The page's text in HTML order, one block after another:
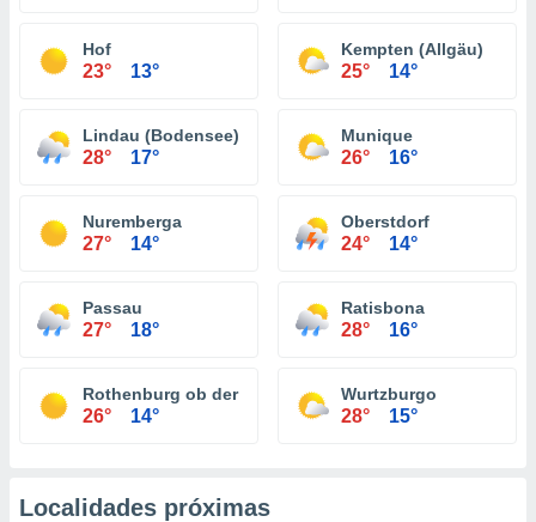
Hof
23° 13°
Kempten (Allgäu)
25° 14°
Lindau (Bodensee)
28° 17°
Munique
26° 16°
Nuremberga
27° 14°
Oberstdorf
24° 14°
Passau
27° 18°
Ratisbona
28° 16°
Rothenburg ob der Tauber
26° 14°
Wurtzburgo
28° 15°
Localidades próximas